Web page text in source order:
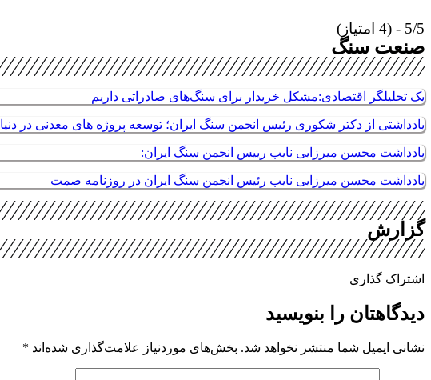
5/5 - (4 امتیاز)
صنعت سنگ
یک تحلیلگر اقتصادی:مشکل خریدار برای سنگ‌های صادراتی داریم
یادداشتی از دکتر شکوری رئیس انجمن سنگ ایران؛ توسعه پروژه های معدنی در دنیا
یادداشت محسن میرزایی نایب رییس انجمن سنگ ایران:
یادداشت محسن میرزایی نایب رئیس انجمن سنگ ایران در روزنامه صمت
گزارش
اشتراک گذاری
دیدگاهتان را بنویسید
نشانی ایمیل شما منتشر نخواهد شد. بخش‌های موردنیاز علامت‌گذاری شده‌اند *